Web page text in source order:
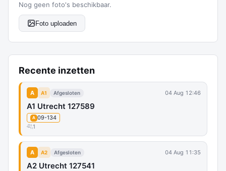
Nog geen foto's beschikbaar.
Foto uploaden
Recente inzetten
A A1 Afgesloten 04 Aug 12:46
A1 Utrecht 127589
A 09-134
1
A A2 Afgesloten 04 Aug 11:35
A2 Utrecht 127541